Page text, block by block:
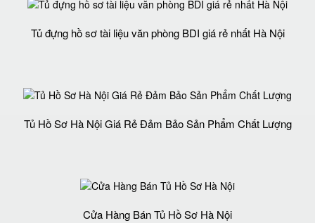
Tủ đựng hồ sơ tài liệu văn phòng BDI giá rẻ nhất Hà Nội
Tủ Hồ Sơ Hà Nội Giá Rẻ Đảm Bảo Sản Phẩm Chất Lượng‎
Cửa Hàng Bán Tủ Hồ Sơ Hà Nội